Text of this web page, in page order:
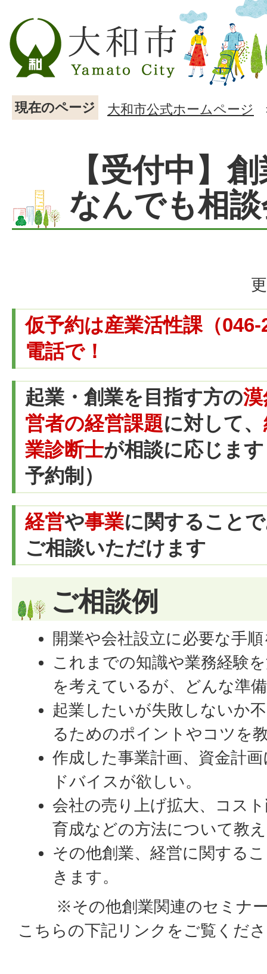
現在のページ 大和市公式ホームページ
【受付中】
なんでも相
仮予約は産業活性課（
電話で！
起業・創業を目指す方の
営者の経営課題に対して、
業診断士が相談に応じま
予約制）
経営や事業に関すること
ご相談いただけます
ご相談例
開業や会社設立に必要な手
これまでの知識や業務経験
を考えているが、どんな準
起業したいが失敗しないか
るためのポイントやコツを
作成した事業計画、資金計
ドバイスが欲しい。
会社の売り上げ拡大、コス
育成などの方法について教
その他創業、経営に関する
きます。
※その他創業関連のセミナー
こちらの下記リンクをご覧くだ